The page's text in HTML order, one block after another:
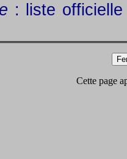
: liste
Cette page